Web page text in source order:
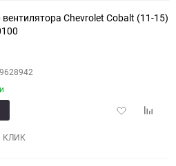
Chevrolet Cobalt (11-15)
Добавить
КЛИК